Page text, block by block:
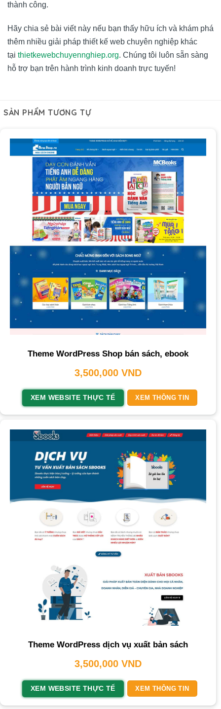
thành công.
Hãy chia sẻ bài viết này nếu bạn thấy hữu ích và khám phá
thêm nhiều giải pháp thiết kế web chuyên nghiệp khác
tại thietkewebchuyennghiep.org. Chúng tôi luôn sẵn sàng
hỗ trợ bạn trên hành trình kinh doanh trực tuyến!
SẢN PHẨM TƯƠNG TỰ
Theme WordPress Shop bán sách, ebook
3,500,000 VND
XEM WEBSITE THỰC TẾ XEM THÔNG TIN
Theme WordPress dịch vụ xuất bản sách
3,500,000 VND
XEM WEBSITE THỰC TẾ XEM THÔNG TIN